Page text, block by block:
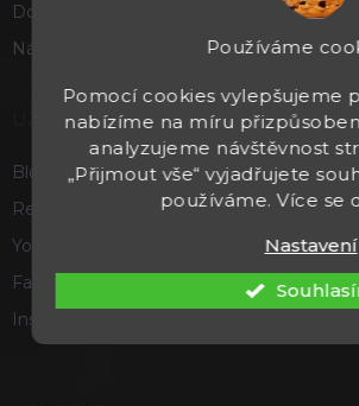
Používáme
Pomocí cookies vylepšujeme
nabízíme na míru
analyzujeme návštěvnost
„Přijmout vše“ vyjadřujete
používáme. Více se
Nastavení
Doprava a platba
Náš příběh
UŽITEČNÉ
Blog
Recenze a hodnocení
Youtube
Facebook
Instagram